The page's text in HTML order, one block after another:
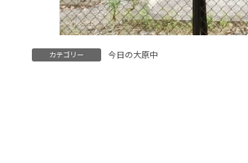
カテゴリー 今日の大原中